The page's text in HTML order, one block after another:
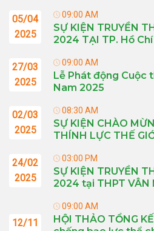
05/04
2025
09:00 AM
SỰ KIỆN TRUYỀN
2024 TẠI TP. Hồ
27/03
2025
09:00 AM
Lễ Phát động Cuộc
Nam 2025
02/03
2025
08:30 AM
SỰ KIỆN CHÀO
THÍNH LỰC THẾ
24/02
2025
03:00 PM
SỰ KIỆN TRUYỀN
2024 tại THPT VÂN
12/11
09:00 AM
HỘI THẢO TỔNG